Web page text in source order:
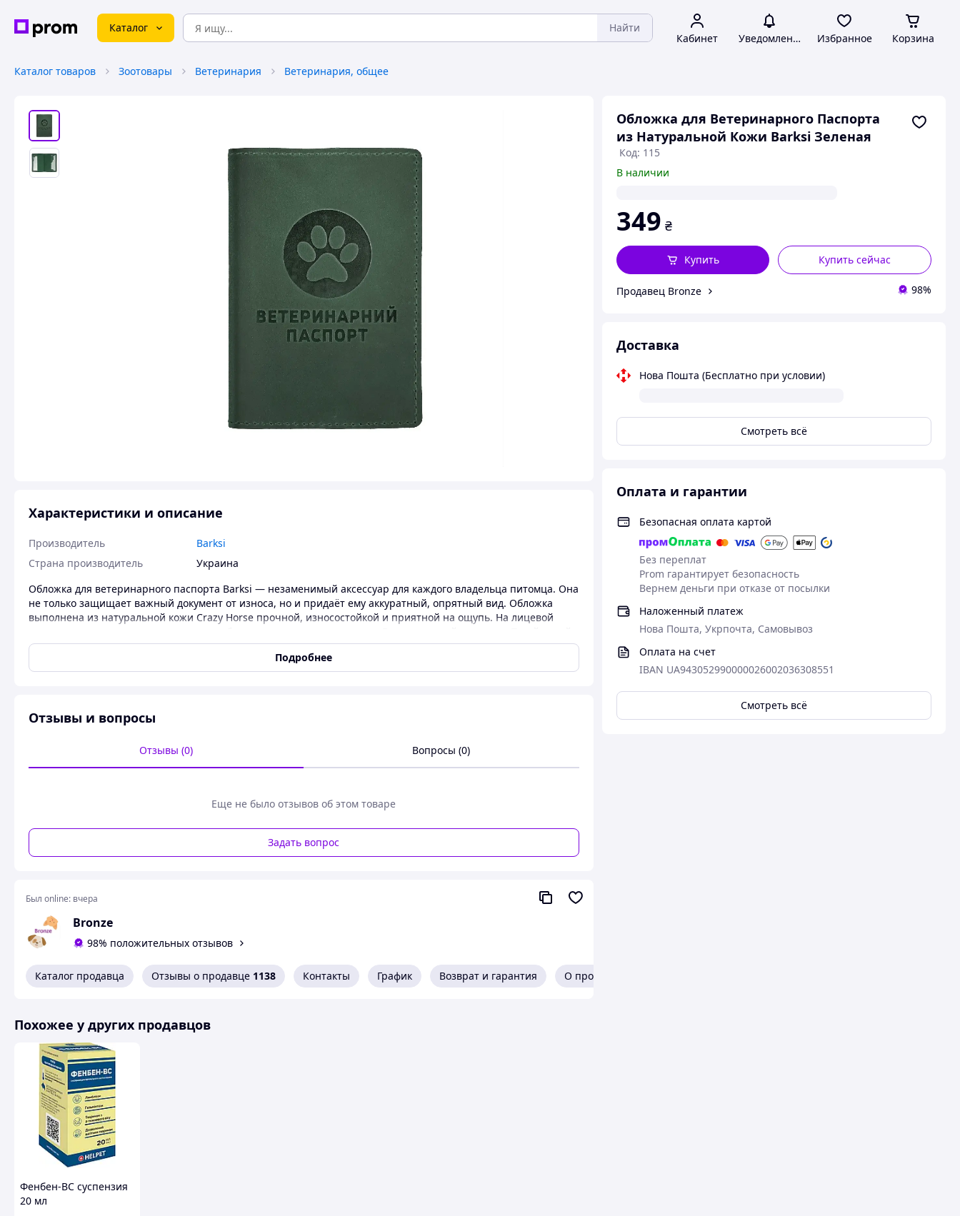
Каталог Найти
Кабинет Уведомления Избранное Корзина
Каталог товаров Зоотовары Ветеринария Ветеринария, общее
Обложка для Ветеринарного Паспорта
из Натуральной Кожи Barksi Зеленая
Код: 115
В наличии
349 ₴
Купить сейчас
Купить
Продавец Bronze 98%
Доставка
Нова Пошта (Бесплатно при условии)
Смотреть всё
Оплата и гарантии
Безопасная оплата картой
Без переплат
Prom гарантирует безопасность
Вернем деньги при отказе от посылки
Наложенный платеж
Нова Пошта, Укрпочта, Самовывоз
Оплата на счет
IBAN UA943052990000026002036308551
Смотреть всё
Характеристики и описание
Производитель
Barksi
Страна производитель
Украина
Обложка для ветеринарного паспорта Barksi — незаменимый аксессуар для каждого владельца питомца. Она
не только защищает важный документ от износа, но и придаёт ему аккуратный, опрятный вид. Обложка
выполнена из натуральной кожи Crazy Horse прочной, износостойкой и приятной на ощупь. На лицевой
не стирается со временем и подчёркивает статусность изделия. Обложка рассчитана под стандартный
формат ветпаспорта, надёжно удерживает страницы и подходит для постоянного использования. Отличный
выбор для тех, кто ценит качество и практичность.
Подробнее
Отзывы и вопросы
Отзывы (0) Вопросы (0)
Еще не было отзывов об этом товаре
Задать вопрос
Был online: вчера
Bronze
98% положительных отзывов
Каталог продавца Отзывы о продавце 1138 Контакты График Возврат и гарантия О продавце
Похожее у других продавцов
Фенбен-ВС суспензия
20 мл